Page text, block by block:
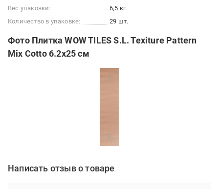
Вес упаковки:
6,5 кг
Количество в упаковке:
29 шт.
Фото Плитка WOW TILES S.L. Texiture Pattern
Mix Cotto 6.2x25 см
Написать отзыв о товаре